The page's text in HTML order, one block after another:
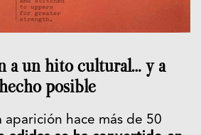
a un hito cultural… y a
posible
aparición hace más de 50